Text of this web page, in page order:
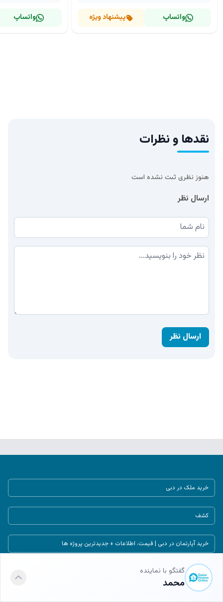
گفتگو با نماینده
محمد
واتساپ پیشنهاد ویژه واتساپ
نقدها و نظرات
هنوز نظری ثبت نشده است
ارسال نظر
نام شما
نظر شما
ارسال نظر
خرید ملک در دبی
کشف
خرید آپارتمان در دبی | قیمت، اطلاعات + جدیدترین پروژه ها
خرید تاون هاوس در دبی | لیست جدیدترین تاون هاوس های دبی